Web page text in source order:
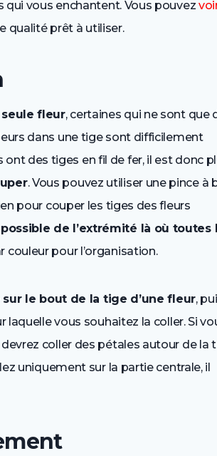
qui vous enchantent. Vous pouvez
qualité prêt à utiliser.
fleur, certaines qui ne sont que
dans une tige sont difficilement
ont des tiges en fil de fer, il est donc
. Vous pouvez utiliser une pince à
pour couper les tiges des fleurs
de l’extrémité là où toutes
couleur pour l’organisation.
le bout de la tige d’une fleur,
vous souhaitez la coller. Si
coller des pétales autour de la
uniquement sur la partie centrale, il